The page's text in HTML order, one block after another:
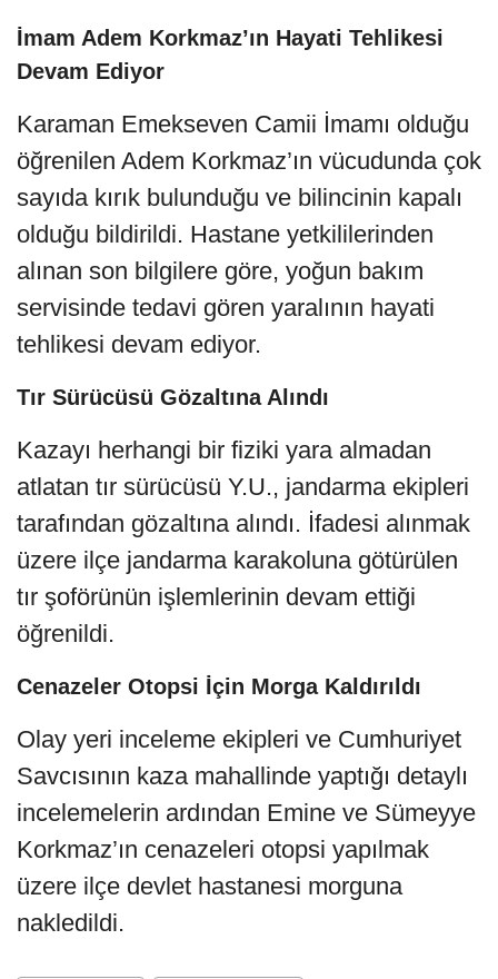
İmam Adem Korkmaz’ın Hayati Tehlikesi
Devam Ediyor
Karaman Emekseven Camii İmamı olduğu
öğrenilen Adem Korkmaz’ın vücudunda çok
sayıda kırık bulunduğu ve bilincinin kapalı
olduğu bildirildi. Hastane yetkililerinden
alınan son bilgilere göre, yoğun bakım
servisinde tedavi gören yaralının hayati
tehlikesi devam ediyor.
Tır Sürücüsü Gözaltına Alındı
Kazayı herhangi bir fiziki yara almadan
atlatan tır sürücüsü Y.U., jandarma ekipleri
tarafından gözaltına alındı. İfadesi alınmak
üzere ilçe jandarma karakoluna götürülen
tır şoförünün işlemlerinin devam ettiği
öğrenildi.
Cenazeler Otopsi İçin Morga Kaldırıldı
Olay yeri inceleme ekipleri ve Cumhuriyet
Savcısının kaza mahallinde yaptığı detaylı
incelemelerin ardından Emine ve Sümeyye
Korkmaz’ın cenazeleri otopsi yapılmak
üzere ilçe devlet hastanesi morguna
nakledildi.